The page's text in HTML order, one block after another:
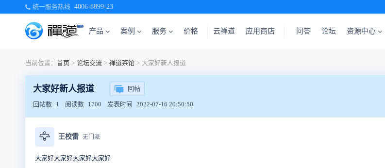
统一服务热线 4006-8899-23
产品 案例 服务 价格 云禅道 应用商店 问答 论坛 资源中心
当前位置： 首页 > 论坛交流 > 禅道茶馆 > 大家好新人报道
大家好新人报道 回帖
回帖数 1 阅读数 1700 发表时间 2022-07-16 20:50:50
🦅 王校雷 无门派
大家好大家好大家好大家好